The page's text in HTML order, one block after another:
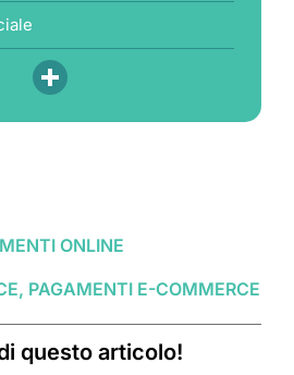
ONLINE
PAGAMENTI E-COMMERCE
questo articolo!